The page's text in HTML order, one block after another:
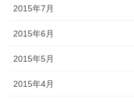
2015年7月
2015年6月
2015年5月
2015年4月